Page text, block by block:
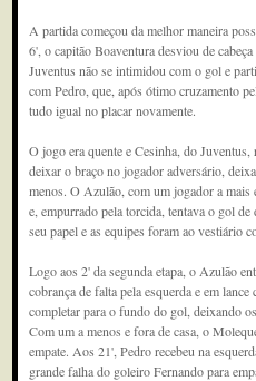
A partida começou da melhor maneira
6', o capitão Boaventura desviou de
Juventus não se intimidou com o gol e
com Pedro, que, após ótimo cruzamento
tudo igual no placar novamente.
O jogo era quente e Cesinha, do Juventus,
deixar o braço no jogador adversário,
menos. O Azulão, com um jogador a mais
e, empurrado pela torcida, tentava o gol de
seu papel e as equipes foram ao vestiário
Logo aos 2' da segunda etapa, o Azulão
cobrança de falta pela esquerda e em
completar para o fundo do gol, deixando
Com um a menos e fora de casa, o
empate. Aos 21', Pedro recebeu na
grande falha do goleiro Fernando para